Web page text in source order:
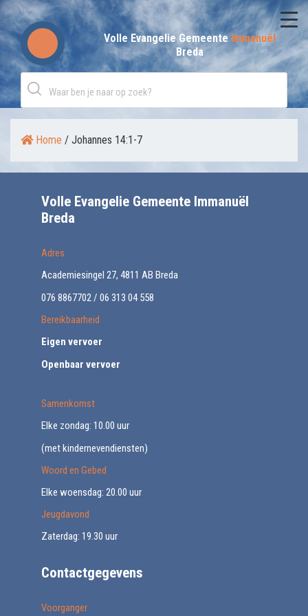
Skip
to
content
Volle Evangelie GemeenteImmanuël
Breda
Home / Johannes 14:1-7
Volle Evangelie Gemeente Immanuël
Breda
Adres
Academiesingel 27, 4811 AB Breda
076 8867702 / 06 313 04 558
Bereikbaarheid
Eigen vervoer
Openbaar vervoer
Samenkomst
Elke zondag: 10.00 uur
(met kindernevendiensten)
Woord en Gebed
Elke woensdag: 20.00 uur
Jeugdavond
Zaterdag: 19.30 uur
Contactgegevens
Voorganger